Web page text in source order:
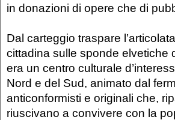
in donazioni di opere che di
Dal carteggio traspare
cittadina sulle sponde elvetiche
era un centro culturale
Nord e del Sud, animato dal
anticonformisti e originali che,
riuscivano a convivere con la